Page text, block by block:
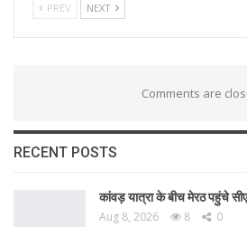
PREV NEXT
Comments are
RECENT POSTS
कांवड़ यात्रा के बीच मेरठ पहुंचे
Aug 8, 2026 8 0